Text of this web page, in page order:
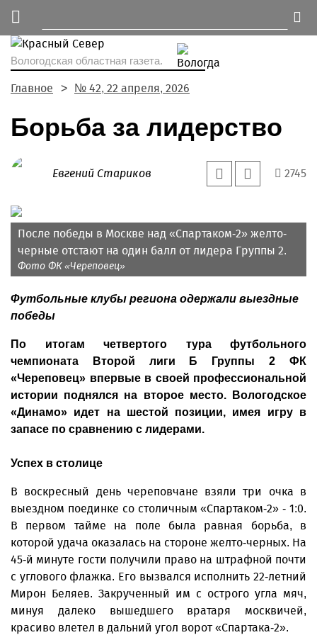
Вологодская областная газета.
Главное № 42, 22 апреля, 2026
Борьба за лидерство
Евгений Стариков 2745
После победы в Москве над «Спартаком-2» желто-
черные отстают на один балл от лидера Группы 2.
Фото ФК «Череповец»
Футбольные клубы региона одержали выездные
победы
По итогам четвертого тура футбольного
чемпионата Второй лиги Б Группы 2 ФК
«Череповец» впервые в своей профессиональной
истории поднялся на второе место. Вологодское
«Динамо» идет на шестой позиции, имея игру в
запасе по сравнению с лидерами.
Успех в столице
В воскресный день череповчане взяли три очка в
выездном поединке со столичным «Спартаком-2» - 1:0.
В первом тайме на поле была равная борьба, в
которой удача оказалась на стороне желто-черных. На
45-й минуте гости получили право на штрафной почти
с углового флажка. Его вызвался исполнить 22-летний
Мирон Беляев. Закрученный им с острого угла мяч,
минуя далеко вышедшего вратаря москвичей,
красиво влетел в дальний угол ворот «Спартака-2».